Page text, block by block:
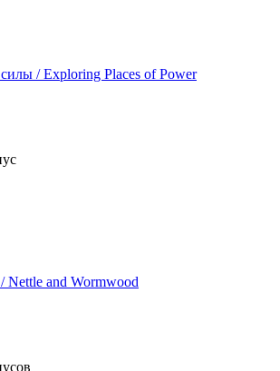
/ Exploring Places of Power
and Wormwood